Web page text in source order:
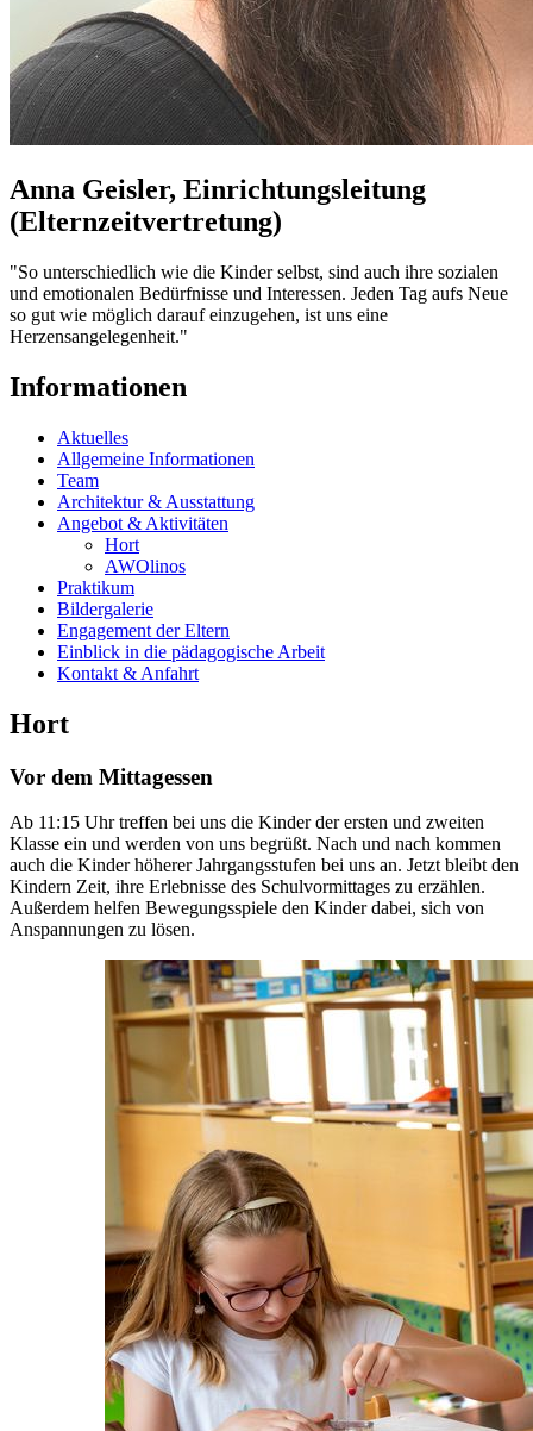
Anna Geisler, Einrichtungsleitung
(Elternzeitvertretung)
"So unterschiedlich wie die Kinder selbst, sind auch ihre sozialen
und emotionalen Bedürfnisse und Interessen. Jeden Tag aufs Neue
so gut wie möglich darauf einzugehen, ist uns eine
Herzensangelegenheit."
Informationen
Aktuelles
Allgemeine Informationen
Team
Architektur & Ausstattung
Angebot & Aktivitäten
Hort
AWOlinos
Praktikum
Bildergalerie
Engagement der Eltern
Einblick in die pädagogische Arbeit
Kontakt & Anfahrt
Hort
Vor dem Mittagessen
Ab 11:15 Uhr treffen bei uns die Kinder der ersten und zweiten
Klasse ein und werden von uns begrüßt. Nach und nach kommen
auch die Kinder höherer Jahrgangsstufen bei uns an. Jetzt bleibt den
Kindern Zeit, ihre Erlebnisse des Schulvormittages zu erzählen.
Außerdem helfen Bewegungsspiele den Kinder dabei, sich von
Anspannungen zu lösen.